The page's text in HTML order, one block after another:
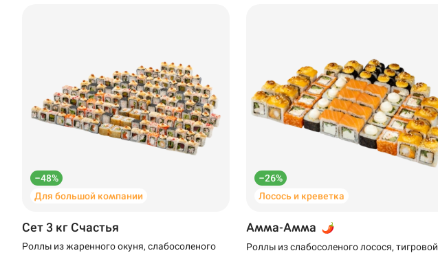
–48%
Для большой компании
Сет 3 кг Счастья
Роллы из жаренного окуня, слабосоленого
–26%
Лосось и креветка
Амма-Амма
Роллы из слабосоленого лосося, тигровой